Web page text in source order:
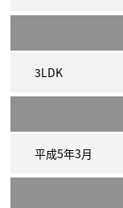
3LDK
平成5年3月